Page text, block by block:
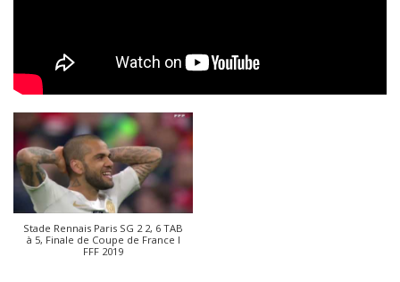
Stade Rennais Paris SG 2 2, 6 TAB
à 5, Finale de Coupe de France I
FFF 2019